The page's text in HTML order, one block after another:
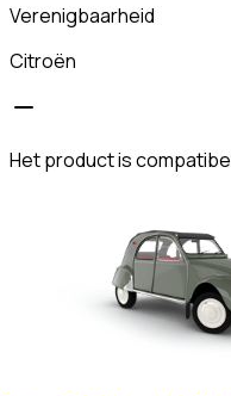
Verenigbaarheid
Citroën
Het product is